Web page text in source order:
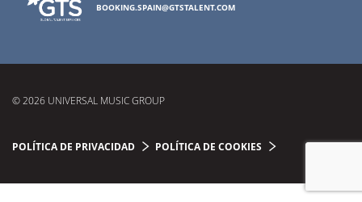
BOOKING.SPAIN@GTSTALENT.COM
© 2026 UNIVERSAL MUSIC GROUP
POLÍTICA DE PRIVACIDAD POLÍTICA DE COOKIES